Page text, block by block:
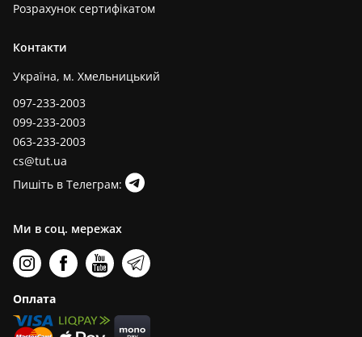
Розрахунок сертифікатом
Контакти
Україна, м. Хмельницький
097-233-2003
099-233-2003
063-233-2003
cs@tut.ua
Пишіть в Телеграм:
Ми в соц. мережах
Оплата